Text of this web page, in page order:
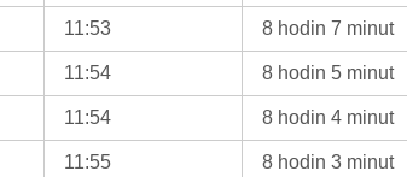
11:53 8 hodin 7 minut
11:54 8 hodin 5 minut
11:54 8 hodin 4 minut
11:55 8 hodin 3 minut